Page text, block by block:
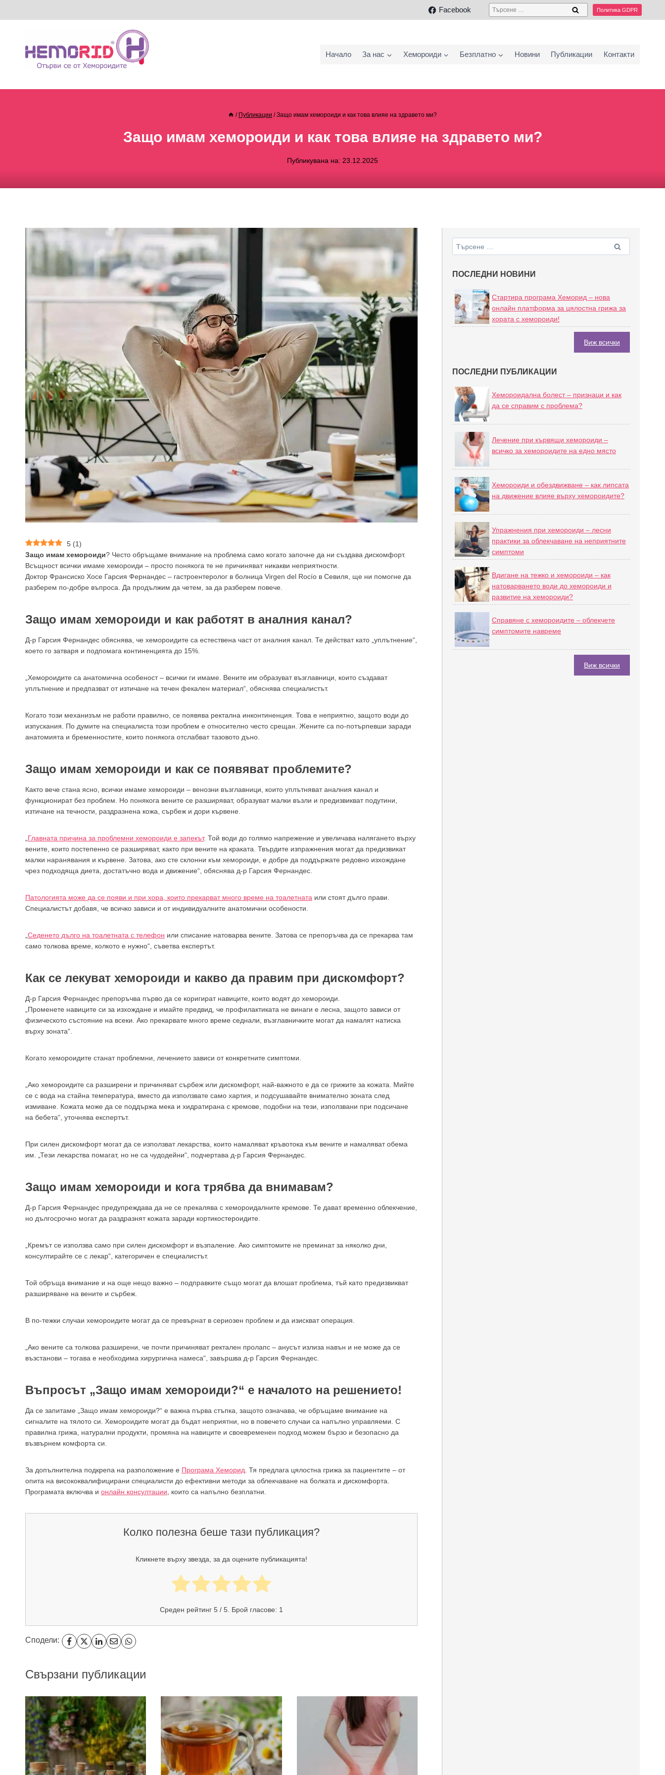
Facebook Политика GDPR
Начало За нас Хемороиди Безплатно Новини Публикации Контакти
/ Публикации / Защо имам хемороиди и как това влияе на здравето ми?
Защо имам хемороиди и как това влияе на здравето ми?
Публикувана на: 23.12.2025
5 (1)
Защо имам хемороиди? Често обръщаме внимание на проблема само когато започне да ни създава дискомфорт.
Всъщност всички имаме хемороиди – просто понякога те не причиняват никакви неприятности.
Доктор Франсиско Хосе Гарсия Фернандес – гастроентеролог в болница Virgen del Rocío в Севиля, ще ни помогне да
разберем по-добре въпроса. Да продължим да четем, за да разберем повече.
Защо имам хемороиди и как работят в аналния канал?
Д-р Гарсия Фернандес обяснява, че хемороидите са естествена част от аналния канал. Те действат като „уплътнение“,
което го затваря и подпомага континенцията до 15%.
„Хемороидите са анатомична особеност – всички ги имаме. Вените им образуват възглавници, които създават
уплътнение и предпазват от изтичане на течен фекален материал“, обяснява специалистът.
Когато този механизъм не работи правилно, се появява ректална инконтиненция. Това е неприятно, защото води до
изпускания. По думите на специалиста този проблем е относително често срещан. Жените са по-потърпевши заради
анатомията и бременностите, които понякога отслабват тазовото дъно.
Защо имам хемороиди и как се появяват проблемите?
Както вече стана ясно, всички имаме хемороиди – венозни възглавници, които уплътняват аналния канал и
функционират без проблем. Но понякога вените се разширяват, образуват малки възли и предизвикват подутини,
изтичане на течности, раздразнена кожа, сърбеж и дори кървене.
Главната причина за проблемни хемороиди е запекът. Той води до голямо напрежение и увеличава налягането върху
вените, които постепенно се разширяват, както при вените на краката. Твърдите изпражнения могат да предизвикат
малки наранявания и кървене. Затова, ако сте склонни към хемороиди, е добре да поддържате редовно изхождане
чрез подходяща диета, достатъчно вода и движение“, обяснява д-р Гарсия Фернандес.
Патологията може да се появи и при хора, които прекарват много време на тоалетната или стоят дълго прави.
Специалистът добавя, че всичко зависи и от индивидуалните анатомични особености.
Седенето дълго на тоалетната с телефон или списание натоварва вените. Затова се препоръчва да се прекарва там
само толкова време, колкото е нужно“, съветва експертът.
Как се лекуват хемороиди и какво да правим при дискомфорт?
Д-р Гарсия Фернандес препоръчва първо да се коригират навиците, които водят до хемороиди.
„Променете навиците си за изхождане и имайте предвид, че профилактиката не винаги е лесна, защото зависи от
физическото състояние на всеки. Ако прекарвате много време седнали, възглавничките могат да намалят натиска
върху зоната“.
Когато хемороидите станат проблемни, лечението зависи от конкретните симптоми.
„Ако хемороидите са разширени и причиняват сърбеж или дискомфорт, най-важното е да се грижите за кожата. Мийте
се с вода на стайна температура, вместо да използвате само хартия, и подсушавайте внимателно зоната след
измиване. Кожата може да се поддържа мека и хидратирана с кремове, подобни на тези, използвани при подсичане
на бебета“, уточнява експертът.
При силен дискомфорт могат да се използват лекарства, които намаляват кръвотока към вените и намаляват обема
им. „Тези лекарства помагат, но не са чудодейни“, подчертава д-р Гарсия Фернандес.
Защо имам хемороиди и кога трябва да внимавам?
Д-р Гарсия Фернандес предупреждава да не се прекалява с хемороидалните кремове. Те дават временно облекчение,
но дългосрочно могат да раздразнят кожата заради кортикостероидите.
„Кремът се използва само при силен дискомфорт и възпаление. Ако симптомите не преминат за няколко дни,
консултирайте се с лекар“, категоричен е специалистът.
Той обръща внимание и на още нещо важно – подправките също могат да влошат проблема, тъй като предизвикват
разширяване на вените и сърбеж.
В по-тежки случаи хемороидите могат да се превърнат в сериозен проблем и да изискват операция.
„Ако вените са толкова разширени, че почти причиняват ректален пролапс – анусът излиза навън и не може да се
възстанови – тогава е необходима хирургична намеса“, завършва д-р Гарсия Фернандес.
Въпросът „Защо имам хемороиди?“ е началото на решението!
Да се запитаме „Защо имам хемороиди?“ е важна първа стъпка, защото означава, че обръщаме внимание на
сигналите на тялото си. Хемороидите могат да бъдат неприятни, но в повечето случаи са напълно управляеми. С
правилна грижа, натурални продукти, промяна на навиците и своевременен подход можем бързо и безопасно да
възвърнем комфорта си.
За допълнителна подкрепа на разположение е Програма Хеморид . Тя предлага цялостна грижа за пациентите – от
опита на висококвалифицирани специалисти до ефективни методи за облекчаване на болката и дискомфорта.
Програмата включва и онлайн консултации , които са напълно безплатни.
Колко полезна беше тази публикация?
Кликнете върху звезда, за да оцените публикацията!
Среден рейтинг 5 / 5. Брой гласове: 1
Сподели:
Свързани публикации
ПОСЛЕДНИ НОВИНИ
Стартира програма Хеморид – нова
онлайн платформа за цялостна грижа за
хората с хемороиди!
Виж всички
ПОСЛЕДНИ ПУБЛИКАЦИИ
Хемороидална болест – признаци и как
да се справим с проблема?
Лечение при кървящи хемороиди –
всичко за хемороидите на едно място
Хемороиди и обездвижване – как липсата
на движение влияе върху хемороидите?
Упражнения при хемороиди – лесни
практики за облекчаване на неприятните
симптоми
Вдигане на тежко и хемороиди – как
натоварването води до хемороиди и
развитие на хемороиди?
Справяне с хемороидите – облекчете
симптомите навреме
Виж всички